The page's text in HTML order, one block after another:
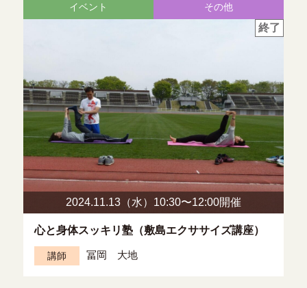
イベント その他
終了
2024.11.13（水）10:30〜12:00開催
心と身体スッキリ塾（敷島エクササイズ講座）
講師 冨岡 大地